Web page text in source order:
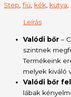
Step fiú kék kutya
Leírás
Valódi bőr –
szintnek
Termékeink
melyek kiváló
Valódi bőr
lábak